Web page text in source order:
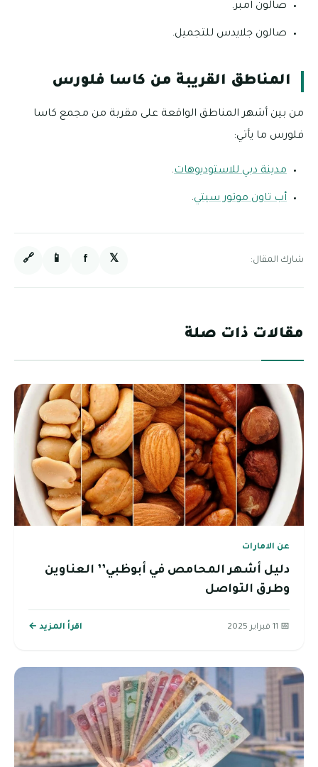
صالون آمبر.
صالون جلايدس للتجميل.
المناطق القريبة من كاسا فلورس
من بين أشهر المناطق الواقعة على مقربة من مجمع كاسا
فلورس ما يأتي:
مدينة دبي للاستوديوهات.
أب تاون موتور سيتي.
شارك المقال: 𝕏
f
📱
🔗
مقالات ذات صلة
عن الامارات
دليل أشهر المحامص في أبوظبي’’ العناوين
وطرق التواصل
📅 11 فبراير 2025 اقرأ المزيد ←